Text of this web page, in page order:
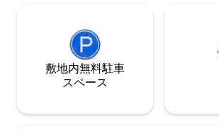
敷地内無料駐⁠車
ス⁠ペ⁠ー⁠ス